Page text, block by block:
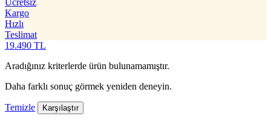
Kargo
Hızlı
Teslimat
19.490 TL
Aradığınız kriterlerde ürün bulunamamıştır.
Daha farklı sonuç görmek yeniden deneyin.
Temizle Karşılaştır